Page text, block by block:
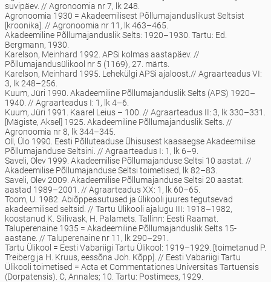
suvipäev. // Agronoomia nr 7, lk 248.
Agronoomia 1930 = Akadeemilisest Põllumajanduslikust Seltsist
[kroonika]. // Agronoomia nr 11, lk 463–465.
Akadeemiline Põllumajanduslik Selts: 1920–1930. Tartu: Ed.
Bergmann, 1930.
Karelson, Meinhard 1992. APSi kolmas aastapäev. //
Põllumajandusülikool nr 5 (1169), 27. märts.
Karelson, Meinhard 1995. Lehekülgi APSi ajaloost.// Agraarteadus VI:
3, lk 248–256.
Kuum, Jüri 1990. Akadeemiline Põllumajanduslik Selts (APS) 1920–
1940. // Agraarteadus I: 1, lk 4–6.
Kuum, Jüri 1991. Kaarel Leius – 100. // Agraarteadus II: 3, lk 330–331.
[Mägiste, Aksel] 1925. Akadeemiline Põllumajanduslik Selts. //
Agronoomia nr 8, lk 344–345.
Oll, Ülo 1990. Eesti Põlluteaduse Ühisusest kaasaegse Akadeemilise
Põllumajanduse Seltsini. // Agraarteadus I: 1, lk 6–9.
Saveli, Olev 1999. Akadeemilise Põllumajanduse Seltsi 10 aastat. //
Akadeemilise Põllumajanduse Seltsi toimetised, lk 82–83.
Saveli, Olev 2009. Akadeemilise Põllumajanduse Seltsi 20 aastat:
aastad 1989–2001. // Agraarteadus XX: 1, lk 60–65.
Toom, U. 1982. Abiõppeasutused ja ülikooli juures tegutsevad
akadeemilised seltsid. // Tartu Ülikooli ajalugu III: 1918–1982,
koostanud K. Siilivask, H. Palamets. Tallinn: Eesti Raamat.
Taluperenaine 1935 = Akadeemiline Põllumajanduslik Selts 15-
aastane. // Taluperenaine nr 11, lk 290–291.
Tartu Ülikool = Eesti Vabariigi Tartu Ülikool: 1919–1929. [toimetanud P.
Treiberg ja H. Kruus, eessõna Joh. Kõpp]. // Eesti Vabariigi Tartu
Ülikooli toimetised = Acta et Commentationes Universitas Tartuensis
(Dorpatensis). C, Annales; 10. Tartu: Postimees, 1929.